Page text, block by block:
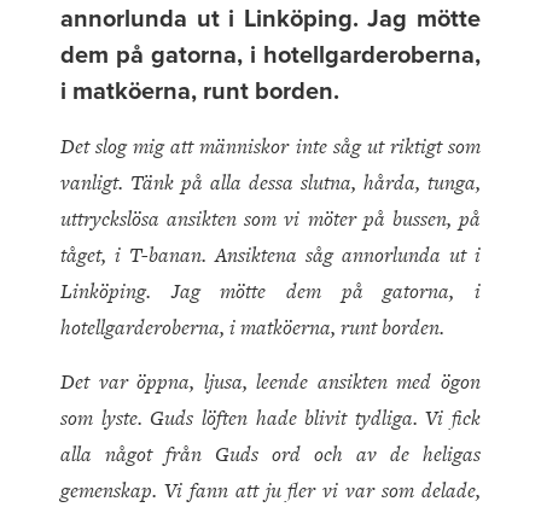
annorlunda ut i Linköping. Jag mötte
dem på gatorna, i hotellgarderoberna,
i matköerna, runt borden.
Det slog mig att människor inte såg ut riktigt som
vanligt. Tänk på alla dessa slutna, hårda, tunga,
uttryckslösa ansikten som vi möter på bussen, på
tåget, i T-banan. Ansiktena såg annorlunda ut i
Linköping. Jag mötte dem på gatorna, i
hotellgarderoberna, i matköerna, runt borden.
Det var öppna, ljusa, leende ansikten med ögon
som lyste. Guds löften hade blivit tydliga. Vi fick
alla något från Guds ord och av de heligas
gemenskap. Vi fann att ju fler vi var som delade,